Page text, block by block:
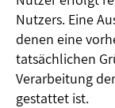
Nutzers. Eine
denen eine
tatsächlichen
Verarbeitung
gestattet ist.